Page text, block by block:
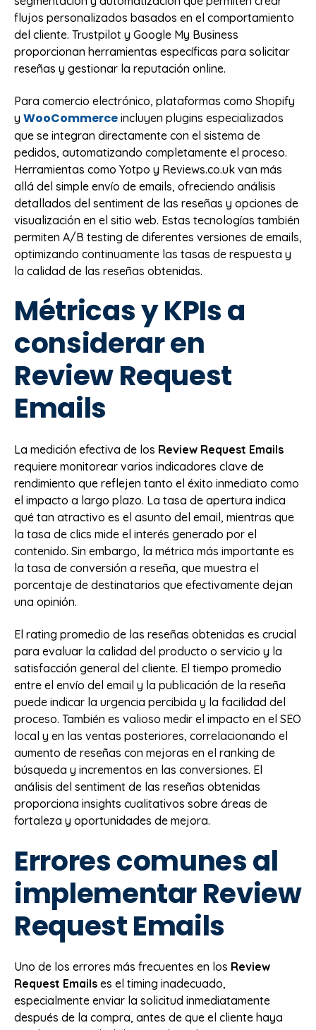
flujos personalizados basados en el comportamiento
del cliente. Trustpilot y Google My Business
proporcionan herramientas específicas para solicitar
reseñas y gestionar la reputación online.
Para comercio electrónico, plataformas como Shopify
y WooCommerce incluyen plugins especializados
que se integran directamente con el sistema de
pedidos, automatizando completamente el proceso.
Herramientas como Yotpo y Reviews.co.uk van más
allá del simple envío de emails, ofreciendo análisis
detallados del sentiment de las reseñas y opciones de
visualización en el sitio web. Estas tecnologías también
permiten A/B testing de diferentes versiones de emails,
optimizando continuamente las tasas de respuesta y
la calidad de las reseñas obtenidas.
Métricas y KPIs a
considerar en
Review Request
Emails
La medición efectiva de los Review Request Emails
requiere monitorear varios indicadores clave de
rendimiento que reflejen tanto el éxito inmediato como
el impacto a largo plazo. La tasa de apertura indica
qué tan atractivo es el asunto del email, mientras que
la tasa de clics mide el interés generado por el
contenido. Sin embargo, la métrica más importante es
la tasa de conversión a reseña, que muestra el
porcentaje de destinatarios que efectivamente dejan
una opinión.
El rating promedio de las reseñas obtenidas es crucial
para evaluar la calidad del producto o servicio y la
satisfacción general del cliente. El tiempo promedio
entre el envío del email y la publicación de la reseña
puede indicar la urgencia percibida y la facilidad del
proceso. También es valioso medir el impacto en el SEO
local y en las ventas posteriores, correlacionando el
aumento de reseñas con mejoras en el ranking de
búsqueda y incrementos en las conversiones. El
análisis del sentiment de las reseñas obtenidas
proporciona insights cualitativos sobre áreas de
fortaleza y oportunidades de mejora.
Errores comunes al
implementar Review
Request Emails
Uno de los errores más frecuentes en los Review
Request Emails es el timing inadecuado,
especialmente enviar la solicitud inmediatamente
después de la compra, antes de que el cliente haya